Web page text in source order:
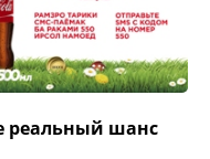
реальный шанс